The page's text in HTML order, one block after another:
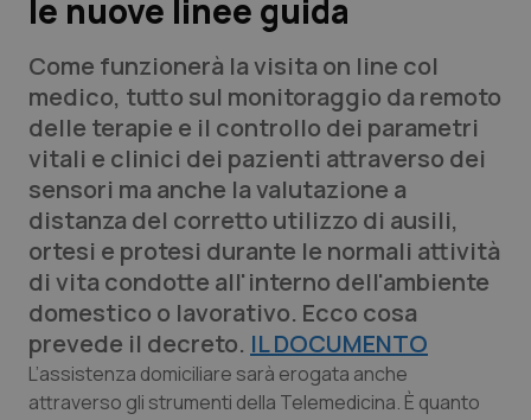
QS Pro
Professionisti Sanitari.AI
Abruzzo
Basilicata
Calabria
Campania
QS Pro Gold
Artrite & artrosi
Asma & BPCO
Car-T
QS Club Newsletter
le nuove linee guida
Come funzionerà la visita on line col
medico, tutto sul monitoraggio da remoto
delle terapie e il controllo dei parametri
vitali e clinici dei pazienti attraverso dei
sensori ma anche la valutazione a
distanza del corretto utilizzo di ausili,
ortesi e protesi durante le normali attività
di vita condotte all'interno dell'ambiente
domestico o lavorativo. Ecco cosa
prevede il decreto. IL DOCUMENTO
L’assistenza domiciliare sarà erogata anche
attraverso gli strumenti della Telemedicina. È quanto